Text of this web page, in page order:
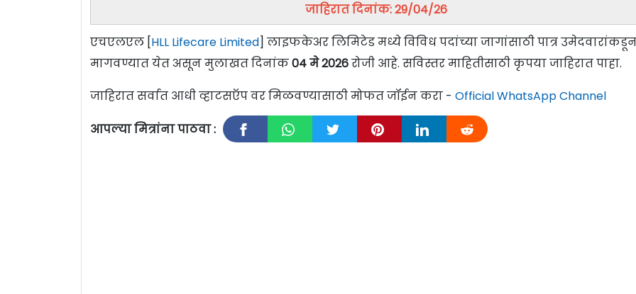
जाहिरात दिनांक: 29/04/26
एचएलएल [HLL Lifecare Limited] लाइफकेअर लिमिटेड मध्ये विविध पदांच्या जागांसाठी पात्र
मागवण्यात येत असून मुलाखत दिनांक04 मे 2026रोजी आहे. सविस्तर माहितीसाठी कृपया जाहिरात पाहा.
जाहिरात सर्वात आधी व्हाटसऍप वर मिळवण्यासाठी मोफत जॉईन करा - Official WhatsApp Channel
आपल्या मित्रांना पाठवा :